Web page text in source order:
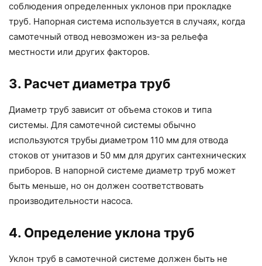
соблюдения определенных уклонов при прокладке
труб. Напорная система используется в случаях, когда
самотечный отвод невозможен из-за рельефа
местности или других факторов.
3. Расчет диаметра труб
Диаметр труб зависит от объема стоков и типа
системы. Для самотечной системы обычно
используются трубы диаметром 110 мм для отвода
стоков от унитазов и 50 мм для других сантехнических
приборов. В напорной системе диаметр труб может
быть меньше, но он должен соответствовать
производительности насоса.
4. Определение уклона труб
Уклон труб в самотечной системе должен быть не